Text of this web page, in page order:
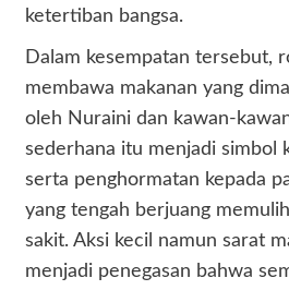
ketertiban bangsa.
Dalam kesempatan tersebut,
membawa makanan yang
oleh Nuraini dan kawan-
sederhana itu menjadi simbol
serta penghormatan kepada
yang tengah berjuang
sakit. Aksi kecil namun sarat
menjadi penegasan bahwa